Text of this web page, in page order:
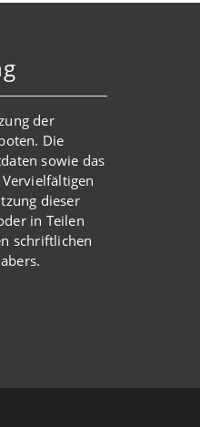
der
Die
sowie das
dieser
in Teilen
schriftlichen